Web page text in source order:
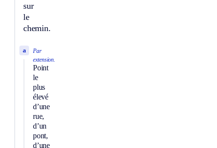
sur
le
chemin.
Par
extension.
Point
le
plus
élevé
d’une
rue,
d’un
pont,
d’une
a